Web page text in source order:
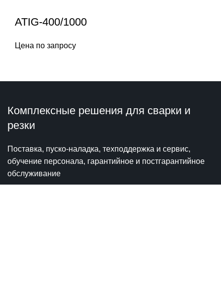
ATIG-400/1000
Цена по запросу
Комплексные решения для сварки и
резки
Поставка, пуско-наладка, техподдержка и сервис,
обучение персонала, гарантийное и постгарантийное
обслуживание